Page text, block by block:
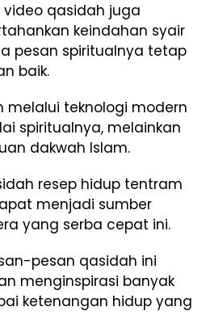
qasidah juga
keindahan syair
pesan spiritualnya tetap
baik.
melalui teknologi modern
spiritualnya, melainkan
dakwah Islam.
resep hidup tentram
menjadi sumber
yang serba cepat ini.
pesan qasidah ini
menginspirasi banyak
ketenangan hidup yang